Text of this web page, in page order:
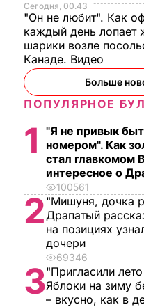
Сегодня, 00.43
"Он не любит". Как
каждый день лопает
шарики возле
Канаде. Видео
Больше
ПОПУЛЯРНОЕ
1
"Я не привык
номером". Как
стал главкомом
интересное о
100561
2 "Мишуня, дочка
Драпатый
на позициях
дочери
69346
3"Пригласили
Яблоки на зиму
– вкусно, как в